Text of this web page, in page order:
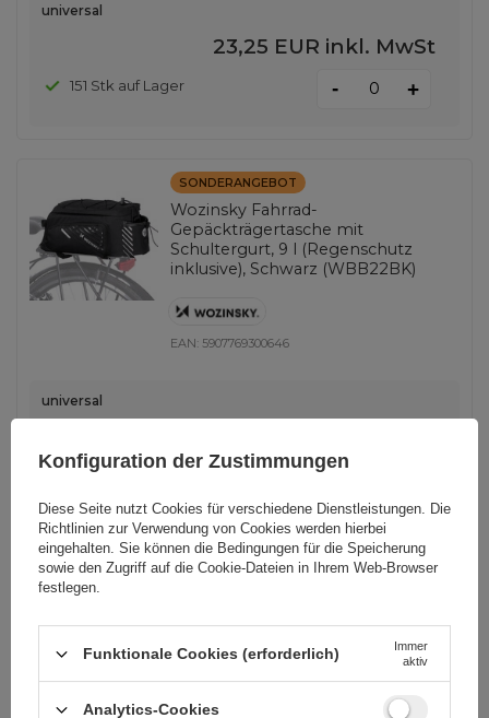
universal
23,25 EUR inkl. MwSt
151 Stk auf Lager - +
SONDERANGEBOT
Wozinsky Fahrrad-
Gepäckträgertasche mit
Schultergurt, 9 l (Regenschutz
inklusive), Schwarz (WBB22BK)
EAN: 5907769300646
universal
Niedrigster Preis in 30 Tagen vor Rabatt:18,60 EUR
Normaler Preis:
261 Stk auf Lager - +
Wozinsky Rahmen Fahrradtasche +
abnehmbare Handyhülle bis 6,5" 1,5l
schwarz (WBB7BK)
Konfiguration der Zustimmungen
Diese Seite nutzt Cookies für verschiedene Dienstleistungen. Die
Richtlinien zur Verwendung von Cookies werden hierbei
eingehalten. Sie können die Bedingungen für die Speicherung
sowie den Zugriff auf die Cookie-Dateien in Ihrem Web-Browser
festlegen.
Funktionale Cookies (erforderlich)
Immer
aktiv
Analytics-Cookies